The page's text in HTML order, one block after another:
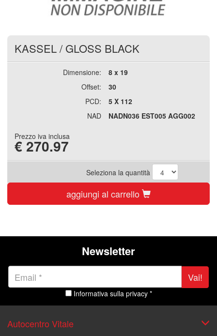
KASSEL/ GLOSS BLACK
Dimensione:
8 x 19
Offset:
30
PCD:
5 X 112
NAD
NADN036 EST005 AGG002
Prezzo iva inclusa
€ 270.97
Seleziona la quantità
aggiungi al carrello
Newsletter
Vai!
Informativa sulla privacy *
Autocentro Vitale